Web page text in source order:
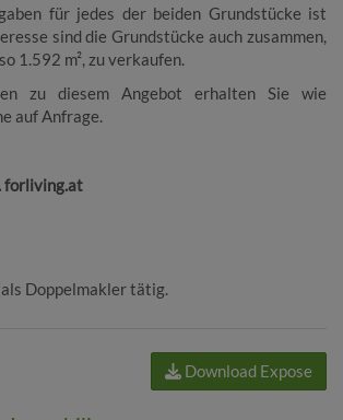
für jedes der beiden Grundstücke ist
sind die Grundstücke auch zusammen,
1.592 m², zu verkaufen.
zu diesem Angebot erhalten Sie wie
auf Anfrage.
forliving.at
Doppelmakler tätig.
Download Expose